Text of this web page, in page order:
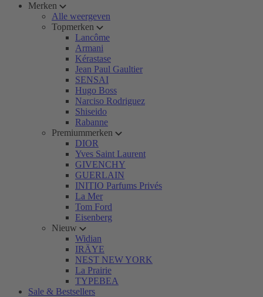
Merken
Alle weergeven
Topmerken
Lancôme
Armani
Kérastase
Jean Paul Gaultier
SENSAI
Hugo Boss
Narciso Rodriguez
Shiseido
Rabanne
Premiummerken
DIOR
Yves Saint Laurent
GIVENCHY
GUERLAIN
INITIO Parfums Privés
La Mer
Tom Ford
Eisenberg
Nieuw
Widian
IRÄYE
NEST NEW YORK
La Prairie
TYPEBEA
Sale & Bestsellers